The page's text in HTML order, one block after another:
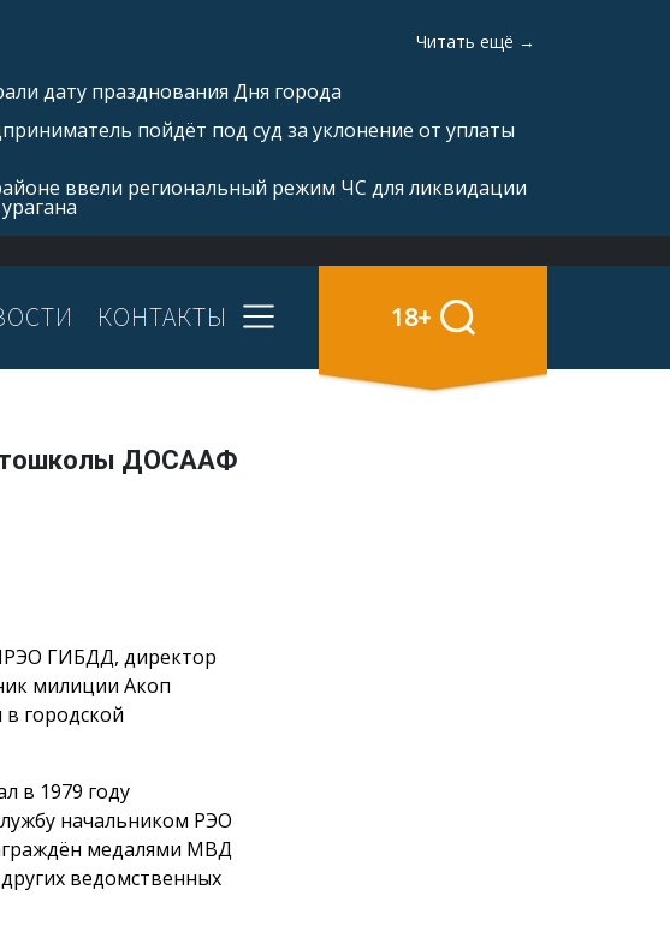
Читать ещё →
дату празднования Дня города
пойдёт под суд за уклонение от уплаты
ввели региональный режим ЧС для ликвидации
КОНТАКТЫ 18+
ДОСААФ
ГИБДД, директор
милиции Акоп
городской
в 1979 году
начальником РЭО
медалями МВД
ведомственных